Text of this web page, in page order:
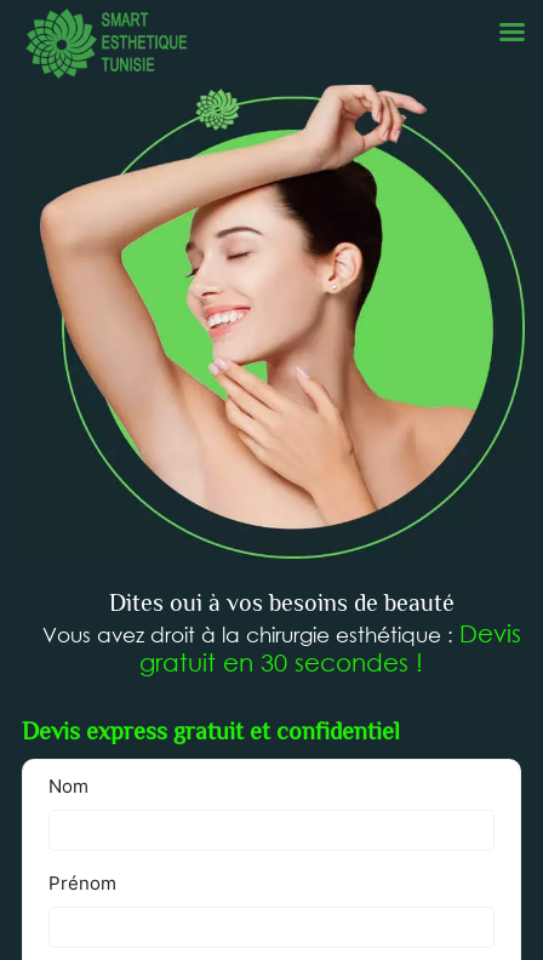
Dites oui à vos besoins de beauté
Vous avez droit à la chirurgie esthétique : Devis
gratuit en 30 secondes !
Devis express gratuit et confidentiel